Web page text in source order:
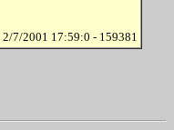
2/7/2001 17:59:0 - 159381